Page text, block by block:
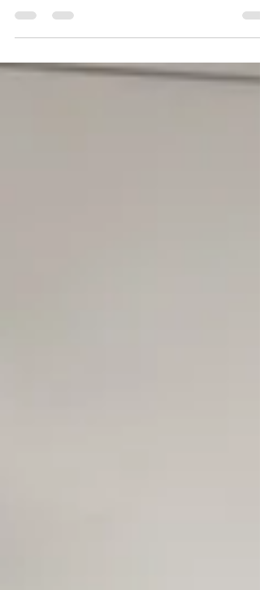
Silva" a Escola Estadual Jardim Capela IV,